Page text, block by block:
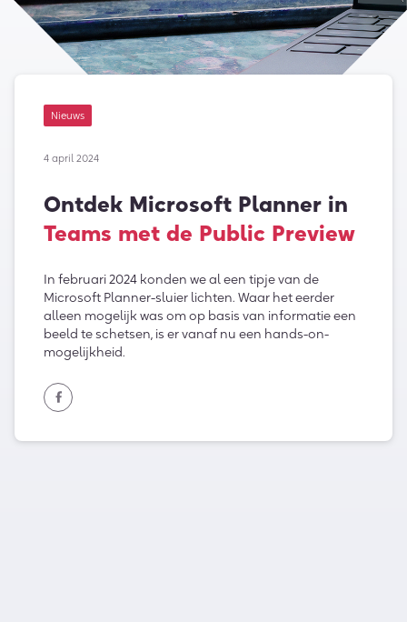
Nieuws
4 april 2024
Ontdek Microsoft Planner in
Teams met de Public Preview
In februari 2024 konden we al een tipje van de
Microsoft Planner-sluier lichten. Waar het eerder
alleen mogelijk was om op basis van informatie een
beeld te schetsen, is er vanaf nu een hands-on-
mogelijkheid.